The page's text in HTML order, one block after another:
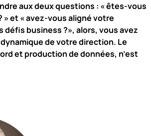
aux deux questions : « êtes-vous
» et « avez-vous aligné votre
défis business ?», alors, vous avez
de votre direction. Le
et production de données, n’est